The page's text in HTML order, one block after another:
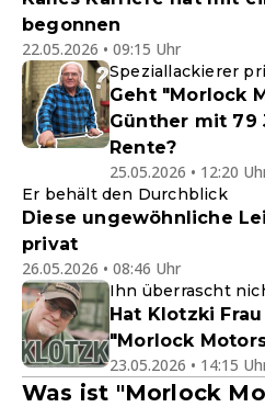
begonnen
22.05.2026 • 09:15 Uhr
Speziallackierer
Geht "Morlock
Günther mit 79
Rente?
25.05.2026 • 12:20
Er behält den Durchblick
Diese ungewöhnliche
privat
26.05.2026 • 08:46 Uhr
Ihn überrascht
Hat Klotzki
"Morlock
23.05.2026 • 14:15
Was ist "Morlock